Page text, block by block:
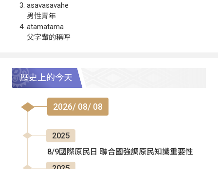
asavasavahe
男性青年
atamatama
父字輩的稱呼
歷史上的今天
2026/ 08/ 08
2025
8/9國際原民日 聯合國強調原民知識重要性